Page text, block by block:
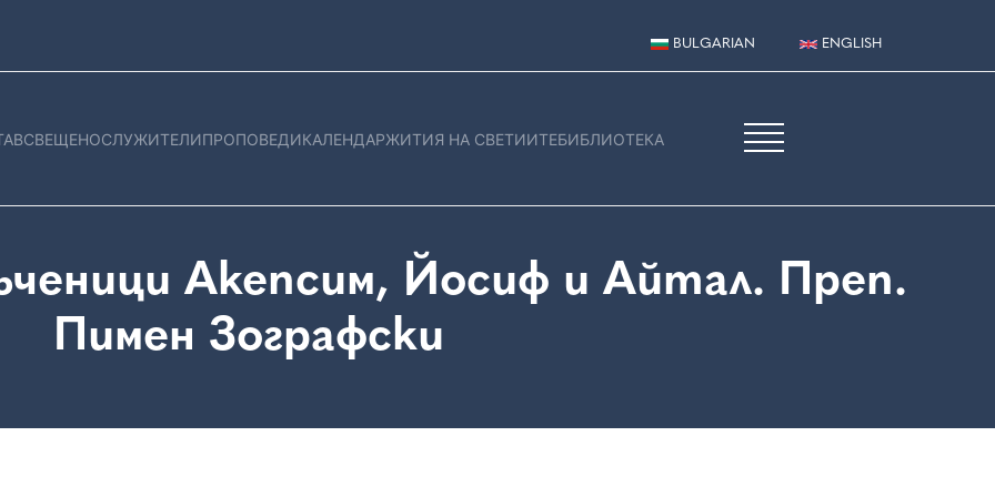
BULGARIAN ENGLISH
СВЕЩЕНОСЛУЖИТЕЛИПРОПОВЕДИКАЛЕНДАРЖИТИЯ НА СВЕТИИТЕБИБЛИОТЕКА
Акепсим, Йосиф и Айтал. Преп.
Пимен Зографски